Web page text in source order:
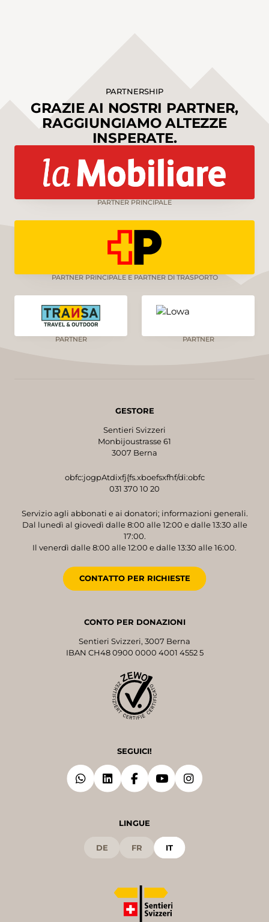
PARTNERSHIP
GRAZIE AI NOSTRI PARTNER,
RAGGIUNGIAMO ALTEZZE
INSPERATE.
PARTNER PRINCIPALE
PARTNER PRINCIPALE E PARTNER DI TRASPORTO
PARTNER PARTNER
GESTORE
Sentieri Svizzeri
Monbijoustrasse 61
3007 Berna
obfc:jogpAtdixfj{fs.xboefsxfhf/di:obfc
031 370 10 20
Servizio agli abbonati e ai donatori; informazioni generali.
Dal lunedì al giovedì dalle 8:00 alle 12:00 e dalle 13:30 alle
17:00.
Il venerdì dalle 8:00 alle 12:00 e dalle 13:30 alle 16:00.
CONTATTO PER RICHIESTE
CONTO PER DONAZIONI
Sentieri Svizzeri, 3007 Berna
IBAN CH48 0900 0000 4001 4552 5
SEGUICI!
LINGUE
DE FR IT